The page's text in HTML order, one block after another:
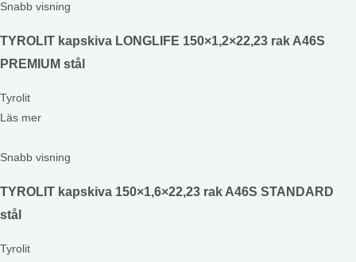
Snabb visning
TYROLIT kapskiva LONGLIFE 150×1,2×22,23 rak A46S
PREMIUM stål
Tyrolit
Läs mer
Snabb visning
TYROLIT kapskiva 150×1,6×22,23 rak A46S STANDARD
stål
Tyrolit